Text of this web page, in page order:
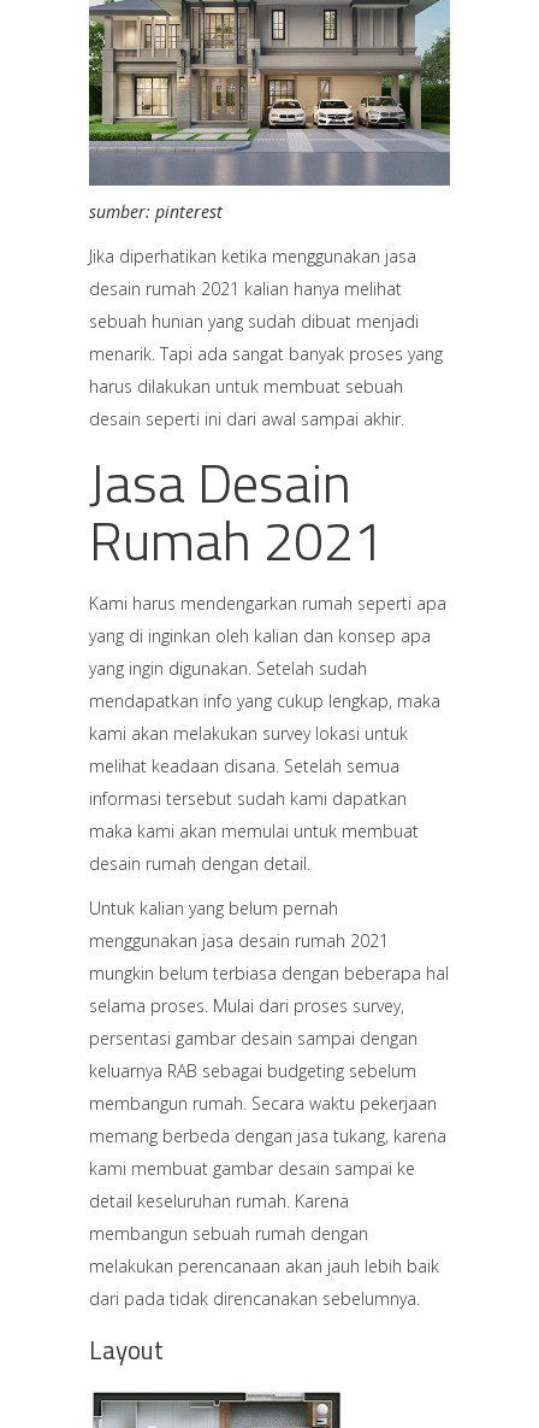
sumber: pinterest
Jika diperhatikan ketika menggunakan jasa
desain rumah 2021 kalian hanya melihat
sebuah hunian yang sudah dibuat menjadi
menarik. Tapi ada sangat banyak proses yang
harus dilakukan untuk membuat sebuah
desain seperti ini dari awal sampai akhir.
Jasa Desain
Rumah 2021
Kami harus mendengarkan rumah seperti apa
yang di inginkan oleh kalian dan konsep apa
yang ingin digunakan. Setelah sudah
mendapatkan info yang cukup lengkap, maka
kami akan melakukan survey lokasi untuk
melihat keadaan disana. Setelah semua
informasi tersebut sudah kami dapatkan
maka kami akan memulai untuk membuat
desain rumah dengan detail.
Untuk kalian yang belum pernah
menggunakan jasa desain rumah 2021
mungkin belum terbiasa dengan beberapa hal
selama proses. Mulai dari proses survey,
persentasi gambar desain sampai dengan
keluarnya RAB sebagai budgeting sebelum
membangun rumah. Secara waktu pekerjaan
memang berbeda dengan jasa tukang, karena
kami membuat gambar desain sampai ke
detail keseluruhan rumah. Karena
membangun sebuah rumah dengan
melakukan perencanaan akan jauh lebih baik
dari pada tidak direncanakan sebelumnya.
Layout